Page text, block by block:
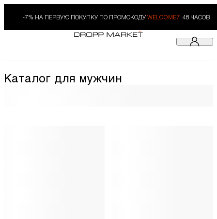
-7% НА ПЕРВУЮ ПОКУПКУ ПО ПРОМОКОДУ WELCOME7. 48 ЧАСОВ
Каталог для мужчин